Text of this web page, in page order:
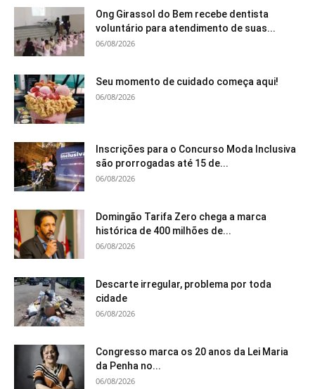
Ong Girassol do Bem recebe dentista
voluntário para atendimento de suas...
06/08/2026
Seu momento de cuidado começa aqui!
06/08/2026
Inscrições para o Concurso Moda Inclusiva
são prorrogadas até 15 de...
06/08/2026
Domingão Tarifa Zero chega a marca
histórica de 400 milhões de...
06/08/2026
Descarte irregular, problema por toda
cidade
06/08/2026
Congresso marca os 20 anos da Lei Maria
da Penha no...
06/08/2026